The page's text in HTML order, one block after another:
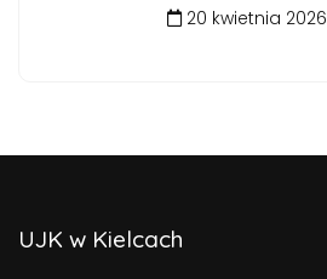
20 kwietnia 2026
UJK w Kielcach